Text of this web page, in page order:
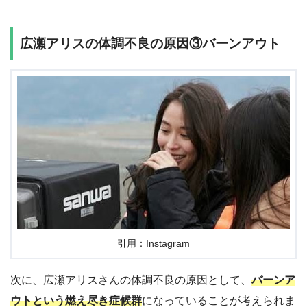
広瀬アリスの体調不良の原因③バーンアウト
引用：Instagram
次に、広瀬アリスさんの体調不良の原因として、バーンア
ウトという燃え尽き症候群になっていることが考えられま